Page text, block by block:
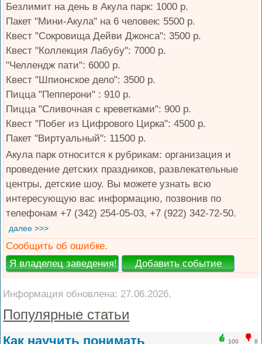
Безлимит на день в Акула парк: 1000 р.
Пакет "Мини-Акула" на 6 человек: 5500 р.
Квест "Сокровища Дейви Джонса": 3500 р.
Квест "Коллекция Лабубу": 7000 р.
"Челлендж пати": 6000 р.
Квест "Шпионское дело": 3500 р.
Пицца "Пепперони" : 910 р.
Пицца "Сливочная с креветками": 900 р.
Квест "Побег из Цифрового Цирка": 4500 р.
Пакет "Виртуальный": 11500 р.
Акула парк относится к рубрикам: организация и
проведение детских праздников, развлекательные
центры, детские шоу. Вы можете узнать всю
интересующую вас информацию, позвонив по
телефонам +7 (342) 254-05-03, +7 (922) 342-72-50.
далее >>>
Сообщить об ошибке.
Информация обновлена: 27.06.2026.
Популярные статьи
100 8
Как научить понимать